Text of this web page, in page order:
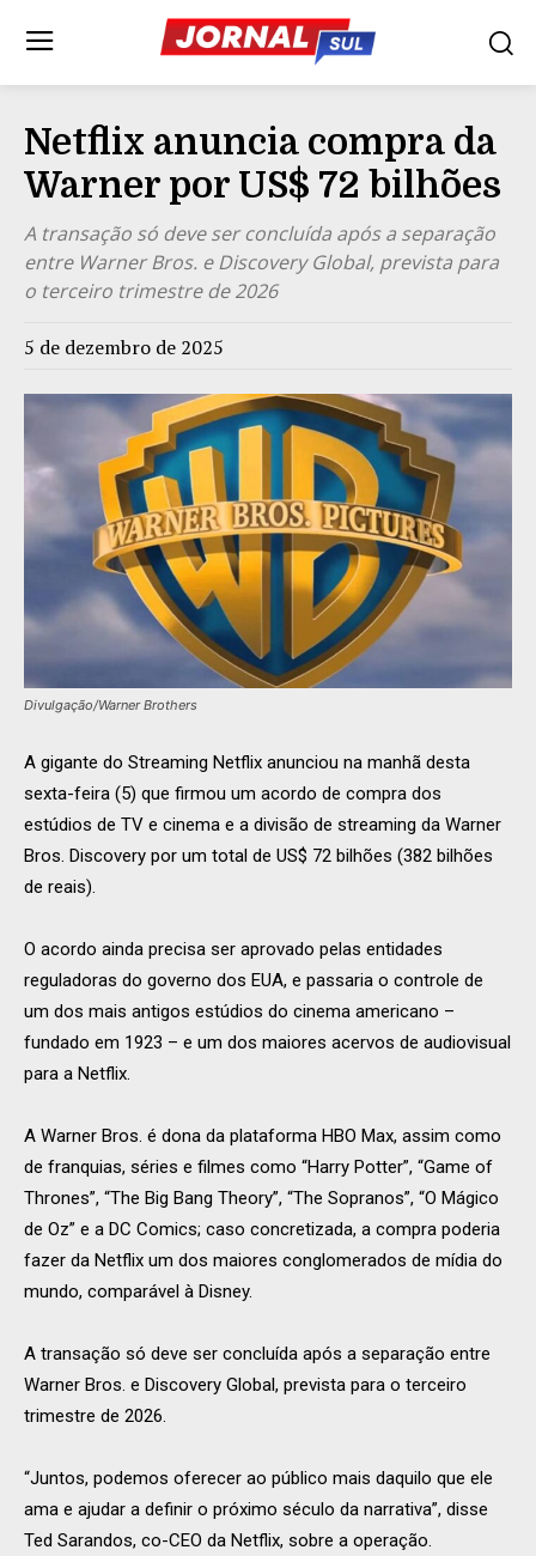
Netflix anuncia compra da
Warner por US$ 72 bilhões
A transação só deve ser concluída após a separação
entre Warner Bros. e Discovery Global, prevista para
o terceiro trimestre de 2026
5 de dezembro de 2025
Divulgação/Warner Brothers
A gigante do Streaming Netflix anunciou na manhã desta
sexta-feira (5) que firmou um acordo de compra dos
estúdios de TV e cinema e a divisão de streaming da Warner
Bros. Discovery por um total de US$ 72 bilhões (382 bilhões
de reais).
O acordo ainda precisa ser aprovado pelas entidades
reguladoras do governo dos EUA, e passaria o controle de
um dos mais antigos estúdios do cinema americano –
fundado em 1923 – e um dos maiores acervos de audiovisual
para a Netflix.
A Warner Bros. é dona da plataforma HBO Max, assim como
de franquias, séries e filmes como “Harry Potter”, “Game of
Thrones”, “The Big Bang Theory”, “The Sopranos”, “O Mágico
de Oz” e a DC Comics; caso concretizada, a compra poderia
fazer da Netflix um dos maiores conglomerados de mídia do
mundo, comparável à Disney.
A transação só deve ser concluída após a separação entre
Warner Bros. e Discovery Global, prevista para o terceiro
trimestre de 2026.
“Juntos, podemos oferecer ao público mais daquilo que ele
ama e ajudar a definir o próximo século da narrativa”, disse
Ted Sarandos, co-CEO da Netflix, sobre a operação.